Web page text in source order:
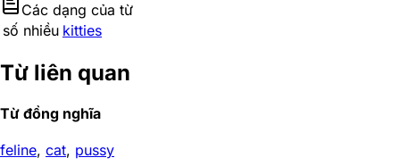
Các dạng của từ
số nhiều kitties
Từ liên quan
Từ đồng nghĩa
feline, cat, pussy